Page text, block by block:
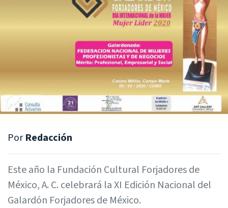
PorRedacción
Este año la Fundación Cultural Forjadores de
México, A. C. celebrará la XI Edición Nacional del
Galardón Forjadores de México.